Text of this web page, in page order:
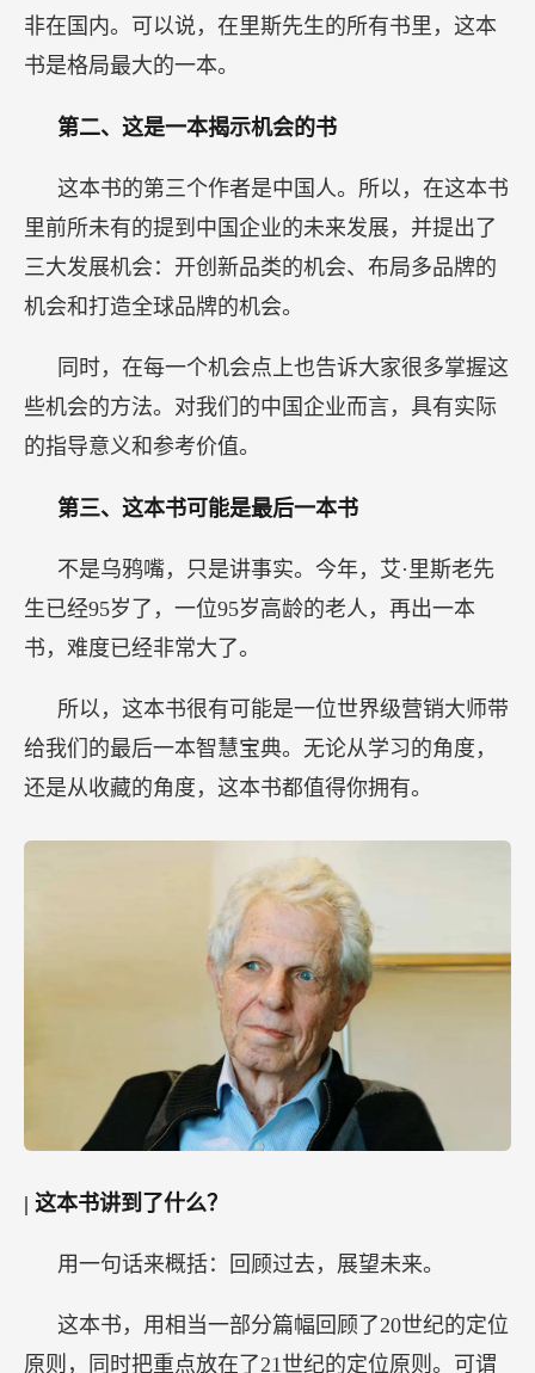
非在国内。可以说，在里斯先生的所有书里，这本
书是格局最大的一本。
第二、这是一本揭示机会的书
这本书的第三个作者是中国人。所以，在这本书
里前所未有的提到中国企业的未来发展，并提出了
三大发展机会：开创新品类的机会、布局多品牌的
机会和打造全球品牌的机会。
同时，在每一个机会点上也告诉大家很多掌握这
些机会的方法。对我们的中国企业而言，具有实际
的指导意义和参考价值。
第三、这本书可能是最后一本书
不是乌鸦嘴，只是讲事实。今年，艾·里斯老先
生已经95岁了，一位95岁高龄的老人，再出一本
书，难度已经非常大了。
所以，这本书很有可能是一位世界级营销大师带
给我们的最后一本智慧宝典。无论从学习的角度，
还是从收藏的角度，这本书都值得你拥有。
| 这本书讲到了什么？
用一句话来概括：回顾过去，展望未来。
这本书，用相当一部分篇幅回顾了20世纪的定位
原则，同时把重点放在了21世纪的定位原则。可谓